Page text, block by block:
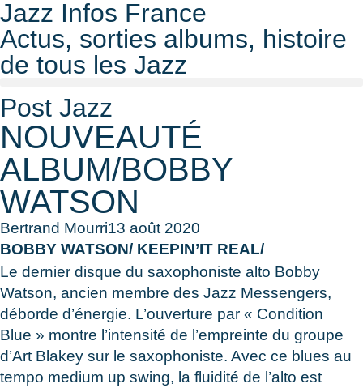
Jazz Infos France
Actus, sorties albums, histoire
de tous les Jazz
Post Jazz
NOUVEAUTÉ
ALBUM/BOBBY
WATSON
Bertrand Mourri13 août 2020
BOBBY WATSON/ KEEPIN’IT REAL/
Le dernier disque du saxophoniste alto Bobby
Watson, ancien membre des Jazz Messengers,
déborde d’énergie. L’ouverture par « Condition
Blue » montre l’intensité de l’empreinte du groupe
d’Art Blakey sur le saxophoniste. Avec ce blues au
tempo medium up swing, la fluidité de l’alto est